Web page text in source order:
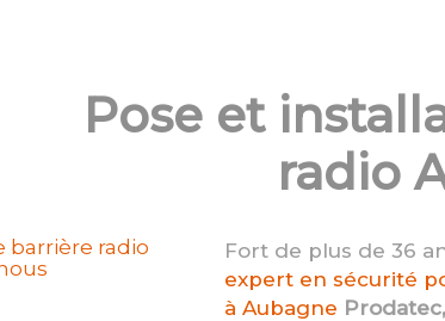
Pose et
radio
barrière radio
Fort de plus de 36
expert en sécurité
à Aubagne Prodatec,